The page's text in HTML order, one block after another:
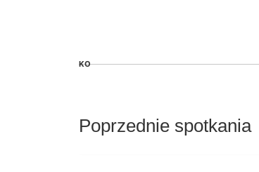
KO
Poprzednie spotkania